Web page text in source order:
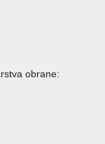
obrane: